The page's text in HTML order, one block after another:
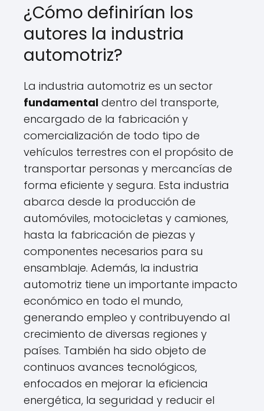
¿Cómo definirían los
autores la industria
automotriz?
La industria automotriz es un sector
fundamental dentro del transporte,
encargado de la fabricación y
comercialización de todo tipo de
vehículos terrestres con el propósito de
transportar personas y mercancías de
forma eficiente y segura. Esta industria
abarca desde la producción de
automóviles, motocicletas y camiones,
hasta la fabricación de piezas y
componentes necesarios para su
ensamblaje. Además, la industria
automotriz tiene un importante impacto
económico en todo el mundo,
generando empleo y contribuyendo al
crecimiento de diversas regiones y
países. También ha sido objeto de
continuos avances tecnológicos,
enfocados en mejorar la eficiencia
energética, la seguridad y reducir el